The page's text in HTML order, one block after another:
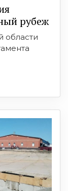
рубеж
области